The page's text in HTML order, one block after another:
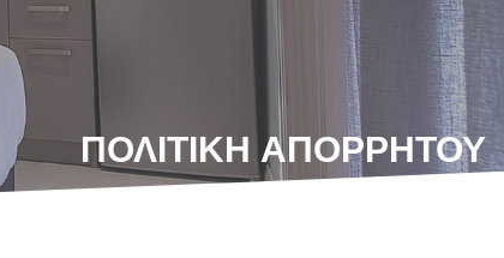
ΠΟΛΙΤΙΚΗ ΑΠΟΡΡΗΤΟΥ